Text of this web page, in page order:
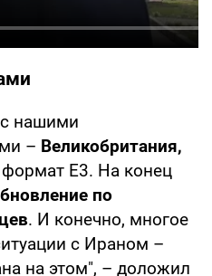
с нашими
– Великобритания,
Е3. На конец
по
. И конечно, многое
с Ираном –
на этом", – доложил